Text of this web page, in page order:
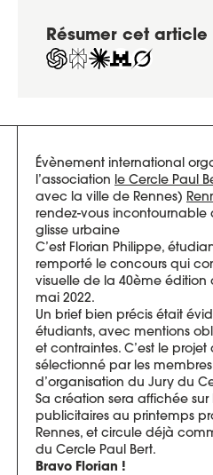
Résumer cet
Évènement international
l’association le Cercle Paul
avec la ville de Rennes)
rendez-vous
glisse urbaine
C’est Florian Philippe,
remporté le concours qui
visuelle de la 40ème édition
mai 2022.
Un brief bien précis était
étudiants, avec mentions
et contraintes. C’est le
sélectionné par les
d’organisation du Jury du
Sa création sera affichée
publicitaires au printemps
Rennes, et circule déjà
du Cercle Paul Bert.
Bravo Florian !